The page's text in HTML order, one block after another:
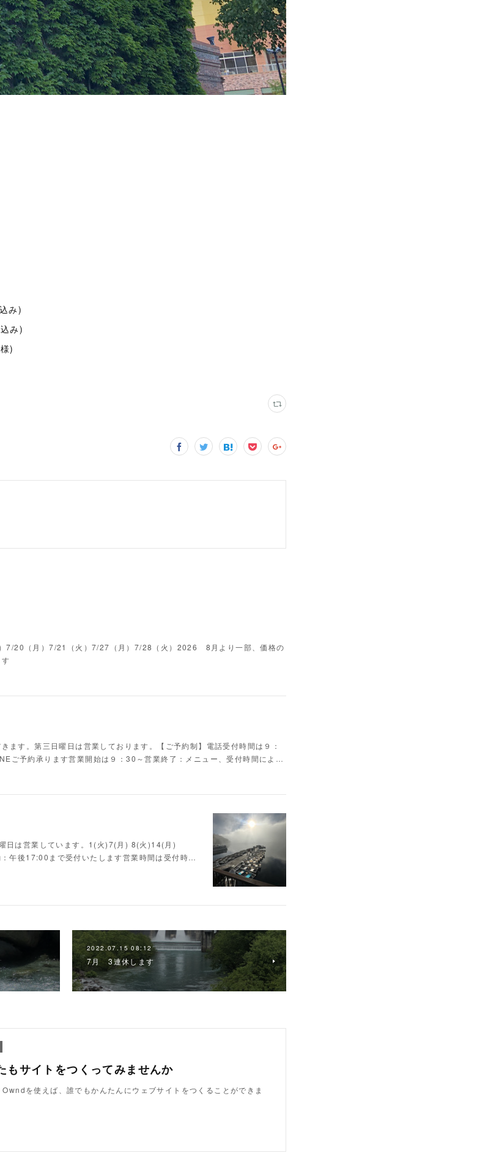
み)
み)
)
7/20（月）7/21（火）7/27（月）7/28（火）2026 8月より一部、価格の
ます。第三日曜日は営業しております。【ご予約制】電話受付時間は９：
ご予約承ります営業開始は９：30～営業終了：メニュー、受付時間によ…
日は営業しています。1(火)7(月) 8(火)14(月)
後17:00まで受付いたします営業時間は受付時…
2022.07.15 08:12
7月 3連休します
もサイトをつくってみませんか
を使えば、誰でもかんたんにウェブサイトをつくることができま